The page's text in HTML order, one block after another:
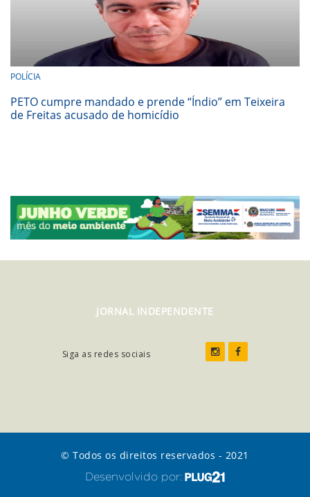
POLÍCIA
PETO cumpre mandado e prende “Índio” em Teixeira
de Freitas acusado de homicídio
JORNAL INDEPENDENTE
Siga as redes sociais
© Todos os direitos reservados - 2021